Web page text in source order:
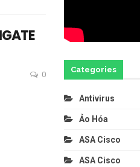
0
Categories
Antivirus
Ảo Hóa
ASA Cisco
ASA Cisco